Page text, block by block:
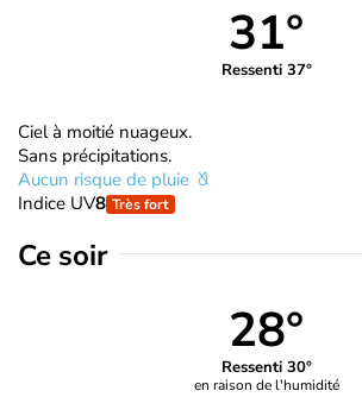
31°
Ressenti 37°
Ciel à moitié nuageux.
Sans précipitations.
Aucun risque de pluie
Indice UV8 Très fort
Ce soir
28°
Ressenti 30°
en raison de l'humidité